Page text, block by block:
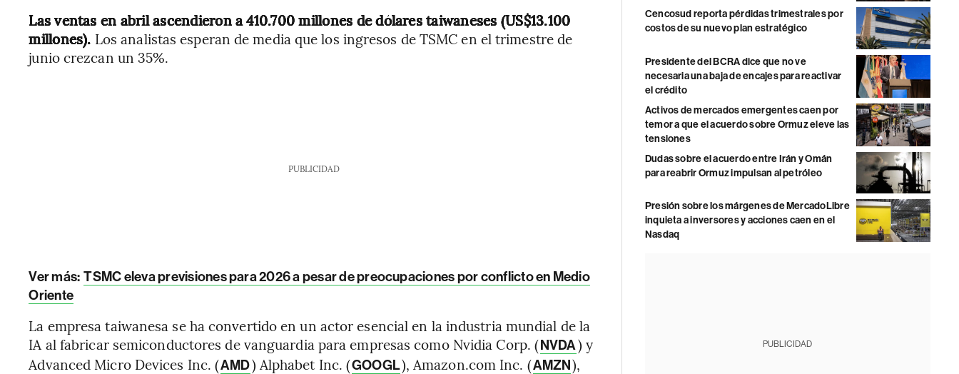
Las ventas en abril ascendieron a 410.700 millones de dólares taiwaneses (US$13.100
millones). Los analistas esperan de media que los ingresos de TSMC en el trimestre de
junio crezcan un 35%.
PUBLICIDAD
Ver más: TSMC eleva previsiones para 2026 a pesar de preocupaciones por conflicto en Medio
Oriente
La empresa taiwanesa se ha convertido en un actor esencial en la industria mundial de la
IA al fabricar semiconductores de vanguardia para empresas como Nvidia Corp. (NVDA) y
Advanced Micro Devices Inc. (AMD) Alphabet Inc. (GOOGL), Amazon.com Inc. (AMZN),
Cencosud reporta pérdidas trimestrales por
costos de su nuevo plan estratégico
Presidente del BCRA dice que no ve
necesaria una baja de encajes para reactivar
el crédito
Activos de mercados emergentes caen por
temor a que el acuerdo sobre Ormuz eleve las
tensiones
Dudas sobre el acuerdo entre Irán y Omán
para reabrir Ormuz impulsan al petróleo
Presión sobre los márgenes de MercadoLibre
inquieta a inversores y acciones caen en el
Nasdaq
PUBLICIDAD